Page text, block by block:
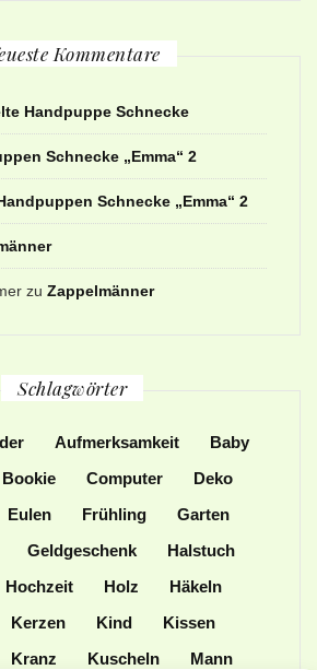
Kommentare
Handpuppe Schnecke
Schnecke „Emma“ 2
Schnecke „Emma“ 2
zu Zappelmänner
Schlagwörter
Aufmerksamkeit
Baby
Bookie Computer
Deko
Eulen Frühling
Garten
Geldgeschenk
Halstuch
Hochzeit Holz
Häkeln
Kerzen Kind
Kissen
Kranz Kuscheln Mann